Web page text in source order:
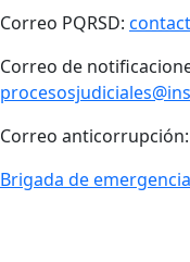
Correo PQRSD:
Correo de
Correo anticorrupción:
Brigada de